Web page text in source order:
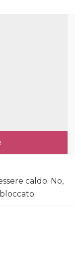
caldo. No,